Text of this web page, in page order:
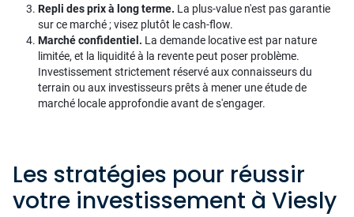
Repli des prix à long terme. La plus-value n'est pas garantie
sur ce marché ; visez plutôt le cash-flow.
Marché confidentiel. La demande locative est par nature
limitée, et la liquidité à la revente peut poser problème.
Investissement strictement réservé aux connaisseurs du
terrain ou aux investisseurs prêts à mener une étude de
marché locale approfondie avant de s'engager.
Les stratégies pour réussir
votre investissement à Viesly